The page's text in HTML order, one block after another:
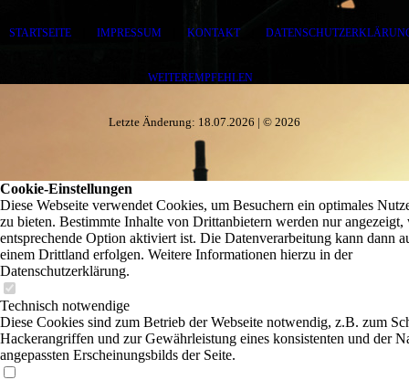
STARTSEITE IMPRESSUM KONTAKT
WEITEREMPFEHLEN
Letzte Änderung: 18.07.2026 | © 2026
Cookie-Einstellungen
Diese Webseite verwendet Cookies, um Besuchern ein optimales
zu bieten. Bestimmte Inhalte von Drittanbietern werden nur angezeigt,
entsprechende Option aktiviert ist. Die Datenverarbeitung kann dann
einem Drittland erfolgen. Weitere Informationen hierzu in der
Datenschutzerklärung.
Technisch notwendige
Diese Cookies sind zum Betrieb der Webseite notwendig, z.B. zum
Hackerangriffen und zur Gewährleistung eines konsistenten und der
angepassten Erscheinungsbilds der Seite.